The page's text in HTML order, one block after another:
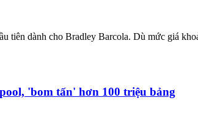
tiên dành cho Bradley Barcola. Dù mức giá
'bom tấn' hơn 100 triệu bảng